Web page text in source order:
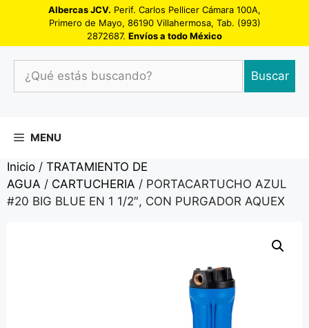
Albercas JCV. Perif. Carlos Pellicer Cámara 100A,
Primero de Mayo, 86190 Villahermosa, Tab. (993)
2872687. Envíos a todo México
¿Qué
estás
Buscar
MENU
Inicio / TRATAMIENTO DE
AGUA / CARTUCHERIA / PORTACARTUCHO AZUL
#20 BIG BLUE EN 1 1/2″, CON PURGADOR AQUEX